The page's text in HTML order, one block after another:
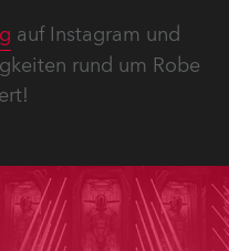
auf Instagram und
rund um Robe